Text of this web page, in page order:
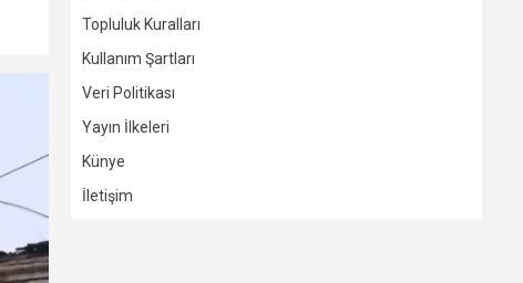
Topluluk Kuralları
Kullanım Şartları
Veri Politikası
Yayın İlkeleri
Künye
İletişim